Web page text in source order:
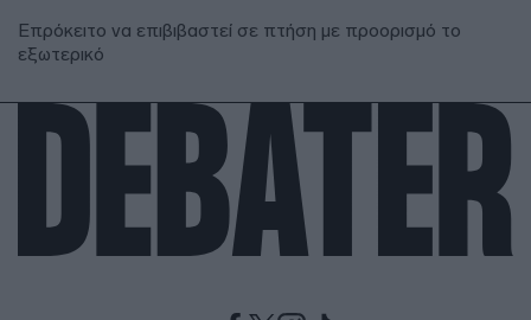
Επρόκειτο να επιβιβαστεί σε πτήση με προορισμό το
εξωτερικό